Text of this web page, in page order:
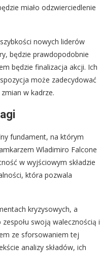
miało odzwierciedlenie
nowych liderów
będzie prawdopodobnie
będzie finalizacja akcji. Ich
może zadecydować
w kadrze.
fundament, na którym
Wladimiro Falcone
w wyjściowym składzie
która pozwala
kryzysowych, a
swoją walecznością i
ze sforsowaniem tej
analizy składów, ich